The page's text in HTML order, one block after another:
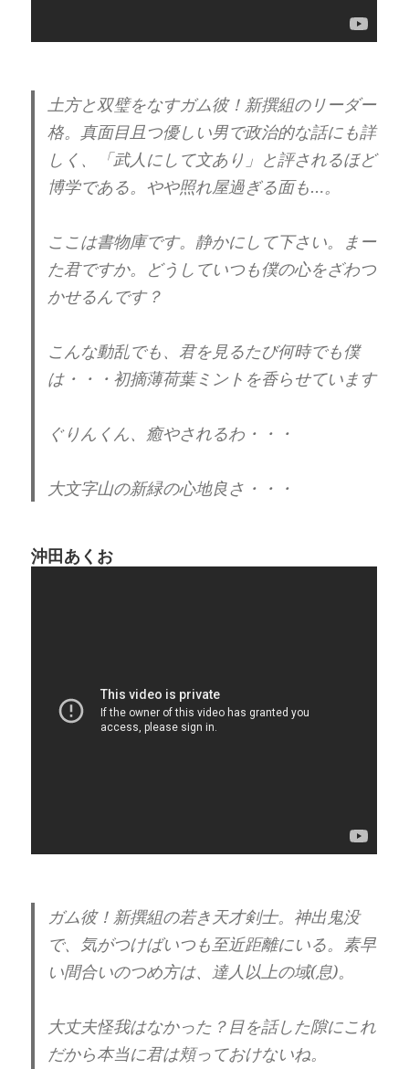
土方と双璧をなすガム彼！新撰組のリーダー
格。真面目且つ優しい男で政治的な話にも詳
しく、「武人にして文あり」と評されるほど
博学である。やや照れ屋過ぎる面も…。
ここは書物庫です。静かにして下さい。まー
た君ですか。どうしていつも僕の心をざわつ
かせるんです？
こんな動乱でも、君を見るたび何時でも僕
は・・・初摘薄荷葉ミントを香らせています
ぐりんくん、癒やされるわ・・・
大文字山の新緑の心地良さ・・・
沖田あくお
ガム彼！新撰組の若き天才剣士。神出鬼没
で、気がつけばいつも至近距離にいる。素早
い間合いのつめ方は、達人以上の域(息)。
大丈夫怪我はなかった？目を話した隙にこれ
だから本当に君は頬っておけないね。